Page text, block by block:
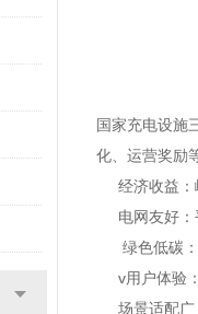
国家充电设施
化、运营奖励
经济收益
电网友好
绿色低碳
v用户体验
场景适配